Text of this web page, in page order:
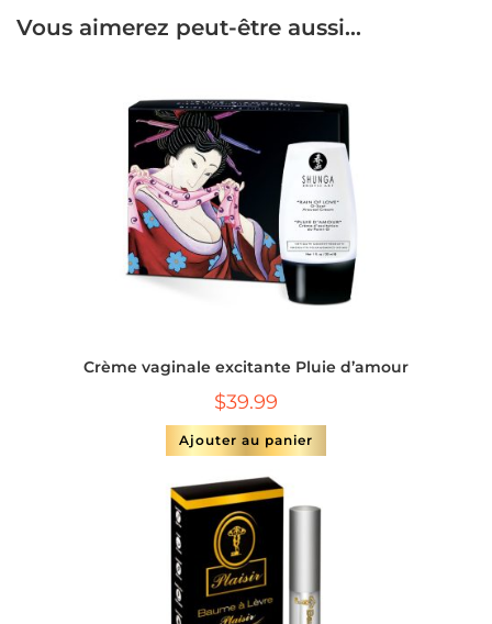
Vous aimerez peut-être aussi…
Crème vaginale excitante Pluie d’amour
$39.99
Ajouter au panier